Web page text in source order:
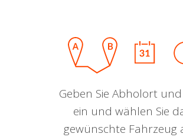
Geben Sie Abholort
ein und wählen Sie
gewünschte Fahrzeug